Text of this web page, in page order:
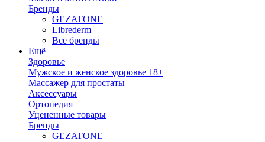
Бренды
GEZATONE
Librederm
Все бренды
Ещё
Здоровье
Мужское и женское здоровье 18+
Массажер для простаты
Аксессуары
Ортопедия
Уцененные товары
Бренды
GEZATONE